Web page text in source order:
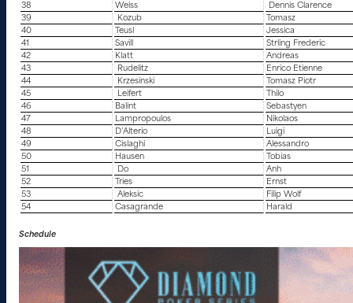
38
Weiss
Dennis Clarence
39
Kozub
Tomasz
40
Teusl
Jessica
41
Savill
Strling Frederic
42
Klatt
Andreas
43
Rudelitz
Enrico Etienne
44
Krzesinski
Tomasz Piotr
45
Leifert
Thilo
46
Balint
Sebastyen
47
Lampropoulos
Nikolaos
48
D’Alterio
Luigi
49
Cislaghi
Alessandro
50
Hausen
Tobias
51
Do
Anh
52
Tries
Ernst
53
Aleksic
Filip Wolf
54
Casagrande Harald
Schedule